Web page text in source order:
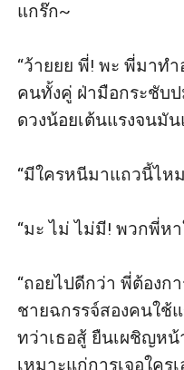
แกร๊ก~
“ว้ายยย พี่! พะ พี่มาท
คนทั้งคู่ ฝ่ามือกระชับ
ดวงน้อยเต้นแรงจนมั
“มีใครหนีมาแถวนี้ไห
“มะ ไม่ ไม่มี! พวกพี่หา
“ถอยไปดีกว่า พี่ต้องก
ชายฉกรรจ์สองคนใช้
ทว่าเธอสู้ ยืนเผชิญห
เหมาะแก่การเจอใคร